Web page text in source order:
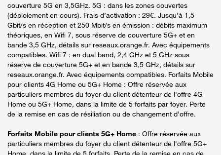
couverture 5G en 3,5GHz. 5G : dans les zones couvertes
(déploiement en cours). Frais d’activation : 29€. Jusqu’à 1,5
Gbit/s en réception et 250 Mbit/s en émission : débits maximum
théoriques, en Wifi 7, sous réserve de couverture 5G+ et en
bande 3,5 GHz, détails sur reseaux.orange.fr. Avec équipements
compatibles. Wifi 7 : en dual band, 2,4 GHz et 5 GHz sous
réserve de couverture 5G+ et en bande 3,5 GHz, détails sur
reseaux.orange.fr. Avec équipements compatibles. Forfaits Mobile
pour clients 4G Home ou 5G+ Home : Offre réservée aux
particuliers membres du foyer du client détenteur de l'offre 4G
Home ou 5G+ Home, dans la limite de 5 forfaits par foyer. Perte
de la remise en cas de résiliation ou de changement d’offre.
Forfaits Mobile pour clients 5G+ Home : Offre réservée aux
particuliers membres du foyer du client détenteur de l'offre 5G+
Home, dans la limite de 5 forfaits. Perte de la remise en cas de